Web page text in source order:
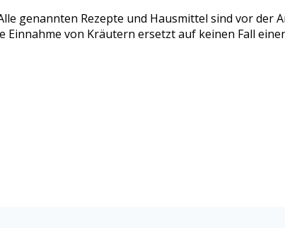
genannten Rezepte und Hausmittel sind vor der
von Kräutern ersetzt auf keinen Fall